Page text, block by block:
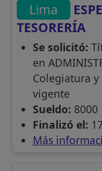
Lima
TESORERÍA
Se solicitó:
en
Colegiatura
vigente
Sueldo: 8000
Finalizó el:
Más